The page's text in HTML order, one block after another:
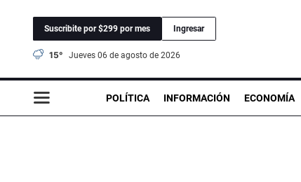
Suscribite por $299 por mes Ingresar
15° jueves 06 de agosto de 2026
POLÍTICA INFORMACIÓN ECONOMÍA